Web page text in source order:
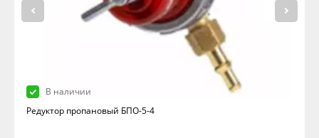
В наличии
Редуктор пропановый БПО-5-4